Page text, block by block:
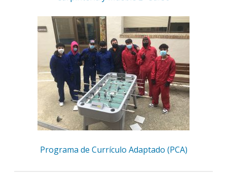
Programa de Currículo Adaptado (PCA)